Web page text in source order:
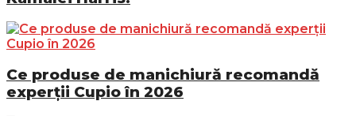
Ce produse de manichiură recomandă
experții Cupio în 2026